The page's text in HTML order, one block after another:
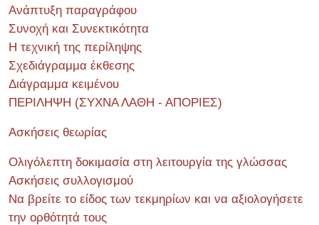
Ανάπτυξη παραγράφου
Συνοχή και Συνεκτικότητα
Η τεχνική της περίληψης
Σχεδιάγραμμα έκθεσης
Διάγραμμα κειμένου
ΠΕΡΙΛΗΨΗ (ΣΥΧΝΑ ΛΑΘΗ - ΑΠΟΡΙΕΣ)
Ασκήσεις θεωρίας
Ολιγόλεπτη δοκιμασία στη λειτουργία της γλώσσας
Ασκήσεις συλλογισμού
Να βρείτε το είδος των τεκμηρίων και να αξιολογήσετε
την ορθότητά τους